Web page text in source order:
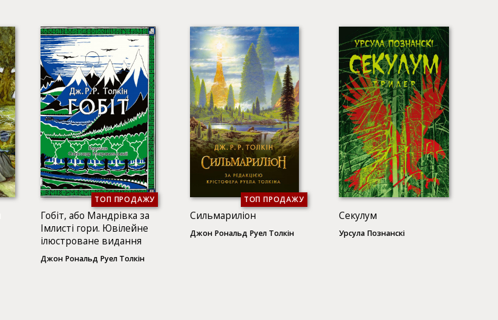
ТОП ПРОДАЖУ
Гобіт, або Мандрівка за
Імлисті гори. Ювілейне
ілюстроване видання
Джон Рональд Руел Толкін
ТОП ПРОДАЖУ
Сильмариліон
Джон Рональд Руел Толкін
Секулум
Урсула Познанскі